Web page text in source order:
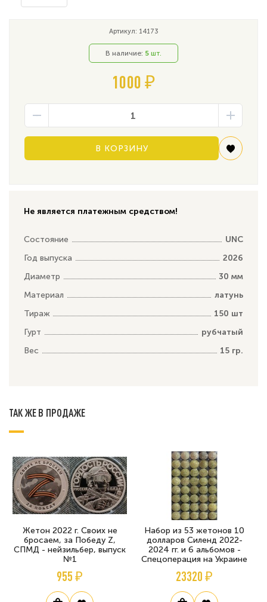
Артикул: 14173
В наличие: 5 шт.
1000 ₽
В КОРЗИНУ
Не является платежным средством!
Состояние
UNC
Год выпуска
2026
Диаметр
30 мм
Материал
латунь
Тираж
150 шт
Гурт
рубчатый
Вес
15 гр.
ТАК ЖЕ В ПРОДАЖЕ
Жетон 2022 г. Своих не
бросаем, за Победу Z,
СПМД - нейзильбер, выпуск
№1
955 ₽
Набор из 53 жетонов 10
долларов Силенд 2022-
2024 гг. и 6 альбомов -
Спецоперация на Украине
23320 ₽